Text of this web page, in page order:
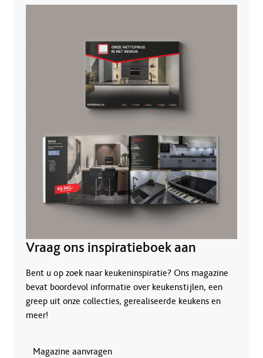
Vraag ons inspiratieboek aan
Bent u op zoek naar keukeninspiratie? Ons magazine
bevat boordevol informatie over keukenstijlen, een
greep uit onze collecties, gerealiseerde keukens en
meer!
Magazine aanvragen